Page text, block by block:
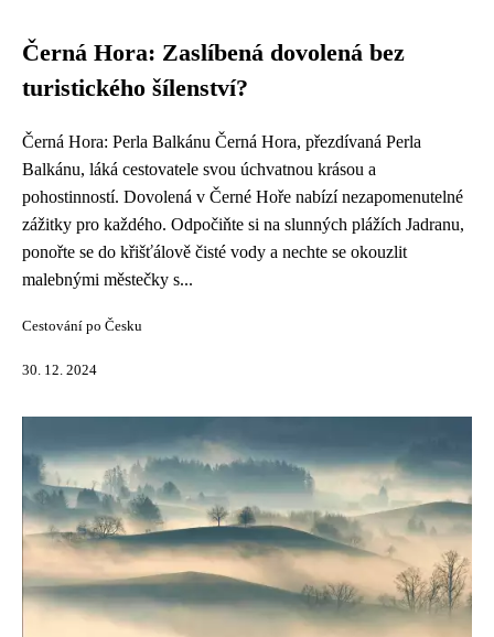
Černá Hora: Zaslíbená dovolená bez
turistického šílenství?
Černá Hora: Perla Balkánu Černá Hora, přezdívaná Perla
Balkánu, láká cestovatele svou úchvatnou krásou a
pohostinností. Dovolená v Černé Hoře nabízí nezapomenutelné
zážitky pro každého. Odpočiňte si na slunných plážích Jadranu,
ponořte se do křišťálově čisté vody a nechte se okouzlit
malebnými městečky s...
Cestování po Česku
30. 12. 2024